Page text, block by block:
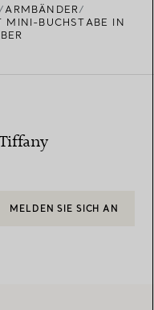
ARMBÄNDER
MINI-BUCHSTABE IN
MELDEN SIE SICH AN